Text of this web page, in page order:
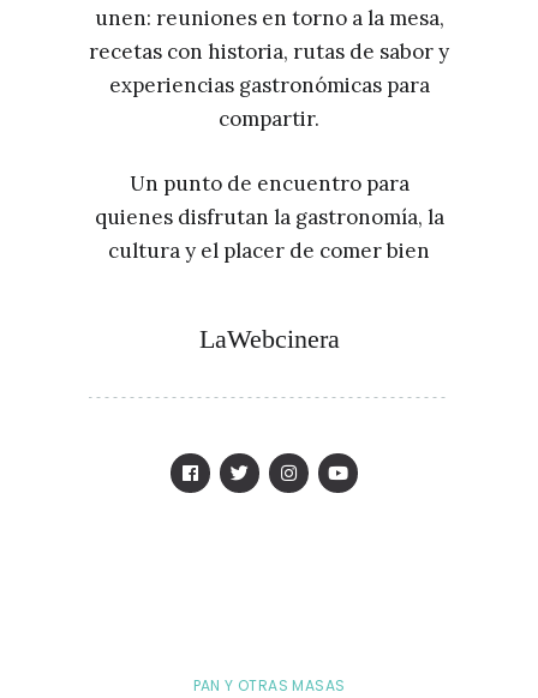
unen: reuniones en torno a la mesa,
recetas con historia, rutas de sabor y
experiencias gastronómicas para
compartir.
Un punto de encuentro para
quienes disfrutan la gastronomía, la
cultura y el placer de comer bien
LaWebcinera
PAN Y OTRAS MASAS